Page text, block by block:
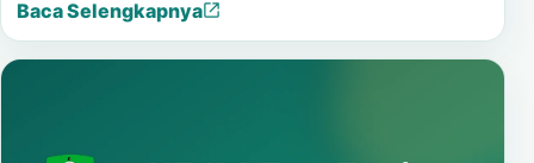
Baca Selengkapnya